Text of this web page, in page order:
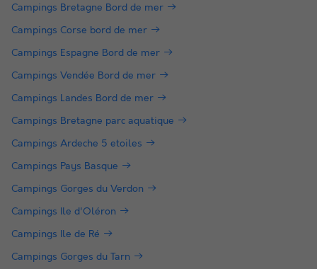
Campings Bretagne Bord de mer
Campings Corse bord de mer
Campings Espagne Bord de mer
Campings Vendée Bord de mer
Campings Landes Bord de mer
Campings Bretagne parc aquatique
Campings Ardeche 5 etoiles
Campings Pays Basque
Campings Gorges du Verdon
Campings Ile d'Oléron
Campings Ile de Ré
Campings Gorges du Tarn